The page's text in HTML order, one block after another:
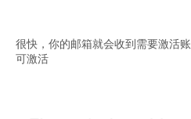
很快，你的邮箱就会收到需要激活
可激活